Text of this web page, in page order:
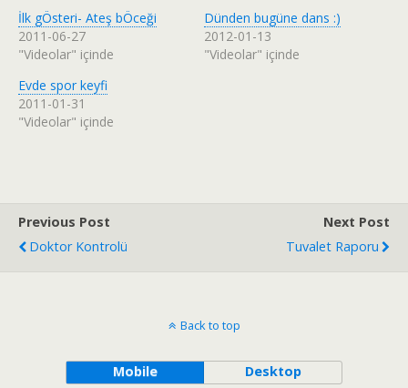
İlk gÖsteri- Ateş bÖceği
2011-06-27
"Videolar" içinde
Dünden bugüne dans :)
2012-01-13
"Videolar" içinde
Evde spor keyfi
2011-01-31
"Videolar" içinde
Previous Post
Doktor Kontrolü
Next Post
Tuvalet Raporu
Back to top
Mobile Desktop